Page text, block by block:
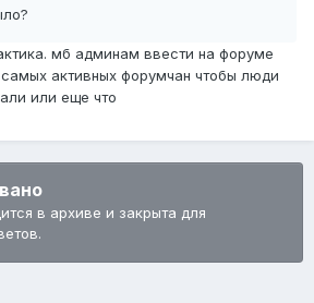
мб админам ввести на форуме
активных форумчан чтобы люди
или еще что
в архиве и закрыта для